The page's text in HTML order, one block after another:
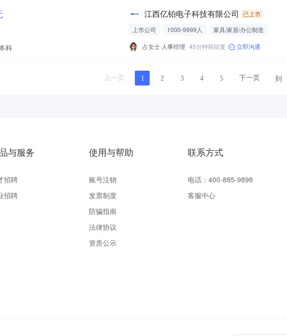
科
江西亿铂电子科技有限公司
已上市
上市公司
1000-9999人
家具/家居/办公制造
占女士·人事经理 45分钟前回复 立即沟通
上一页 1 2 3 4 5 下一页 到
与服务
招聘
招聘
使用与帮助
账号注销
发票制度
防骗指南
法律协议
资质公示
联系方式
电话：400-885-9898
客服中心